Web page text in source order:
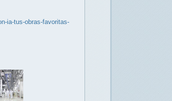
ia-tus-obras-favoritas-